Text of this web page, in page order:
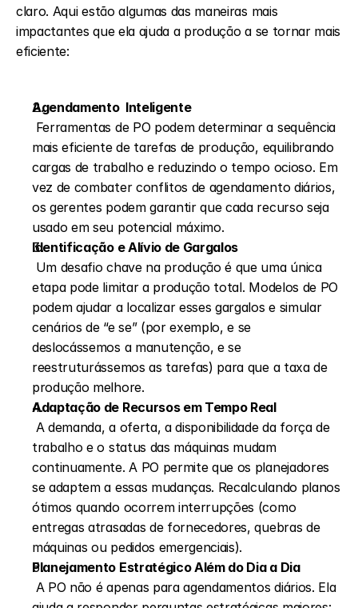
claro. Aqui estão algumas das maneiras mais
impactantes que ela ajuda a produção a se tornar mais
eficiente:
Agendamento  Inteligente
mais eficiente de tarefas de produção, equilibrando
cargas de trabalho e reduzindo o tempo ocioso. Em
vez de combater conflitos de agendamento diários,
os gerentes podem garantir que cada recurso seja
usado em seu potencial máximo.
Identificação e Alívio de Gargalos
etapa pode limitar a produção total. Modelos de PO
podem ajudar a localizar esses gargalos e simular
cenários de “e se” (por exemplo, e se
deslocássemos a manutenção, e se
reestruturássemos as tarefas) para que a taxa de
produção melhore.
Adaptação de Recursos em Tempo Real
trabalho e o status das máquinas mudam
continuamente. A PO permite que os planejadores
se adaptem a essas mudanças. Recalculando planos
ótimos quando ocorrem interrupções (como
entregas atrasadas de fornecedores, quebras de
máquinas ou pedidos emergenciais).
Planejamento Estratégico Além do Dia a Dia